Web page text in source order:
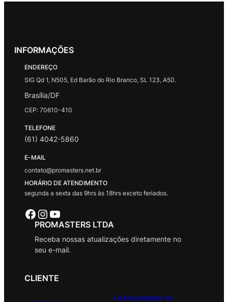
INFORMAÇÕES
ENDEREÇO
SIG Qd 1, N505, Ed Barão do Rio Branco, SL 123, A50.
Brasília/DF
CEP: 70610-410
TELEFONE
(61) 4042-5860
E-MAIL
contato@promasters.net.br
HORÁRIO DE ATENDIMENTO
segunda a sexta das 9hrs às 18hrs exceto feriados.
Facebook Instagram Youtube
PROMASTERS LTDA
Receba nossas atualizações diretamente no
seu e-mail.
CLIENTE
Licenciamento de